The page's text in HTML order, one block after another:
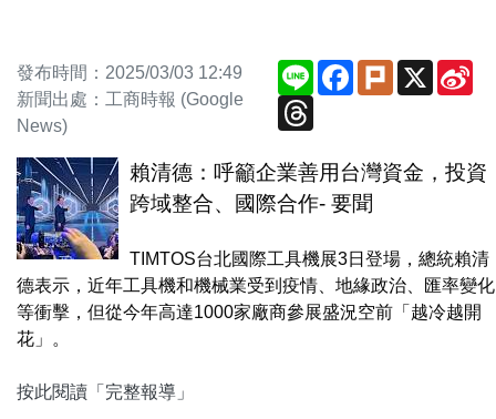
發布時間：2025/03/03 12:49
新聞出處：工商時報 (Google
News)
Line Facebook
Plurk X
賴清德：呼籲企業善用台灣資金，投資
跨域整合、國際合作- 要聞
TIMTOS台北國際工具機展3日登場，總統賴清
德表示，近年工具機和機械業受到疫情、地緣政治、匯率變化
等衝擊，但從今年高達1000家廠商參展盛況空前「越冷越開
花」。
按此閱讀「完整報導」